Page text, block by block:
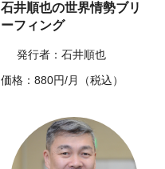
石井順也の世界情勢ブリ
ーフィング
発行者：石井順也
価格：880円/月（税込）